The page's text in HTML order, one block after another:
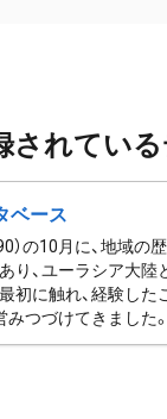
されてい
ベース
）の10月に、地域
、ユーラシア大陸
初に触れ、経験し
つづけてきました。